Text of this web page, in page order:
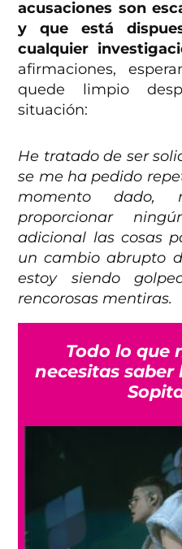
acusaciones son
y que está
cualquier
afirmaciones,
quede limpio
situación:
He tratado de ser
se me ha pedido
momento
proporcionar
adicional las cosas
un cambio abrupto
estoy siendo
rencorosas mentiras.
Todo lo que
necesitas saber